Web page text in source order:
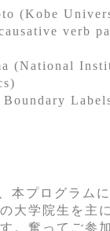
(Kobe
verb
(National
Labels
本プログラム
大学院生を主
。奮ってご参